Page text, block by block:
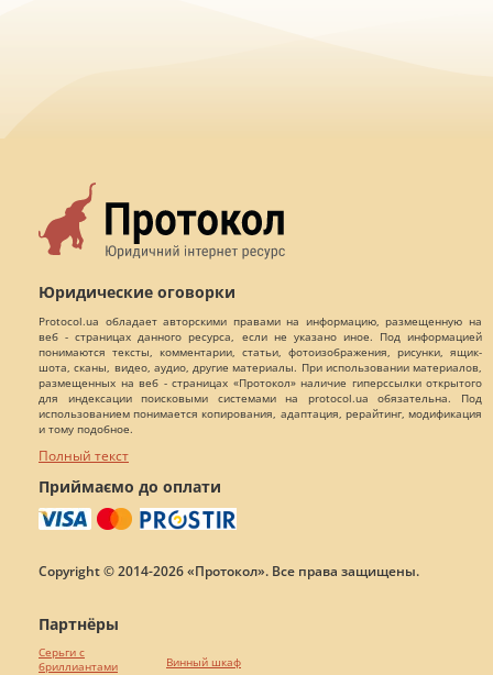
Юридические оговорки
Protocol.ua обладает авторскими правами на информацию, размещенную на
веб - страницах данного ресурса, если не указано иное. Под информацией
понимаются тексты, комментарии, статьи, фотоизображения, рисунки, ящик-
шота, сканы, видео, аудио, другие материалы. При использовании материалов,
размещенных на веб - страницах «Протокол» наличие гиперссылки открытого
для индексации поисковыми системами на protocol.ua обязательна. Под
использованием понимается копирования, адаптация, рерайтинг, модификация
и тому подобное.
Полный текст
Приймаємо до оплати
Copyright © 2014-2026 «Протокол». Все права защищены.
Партнёры
Серьги с
бриллиантами
Винный шкаф